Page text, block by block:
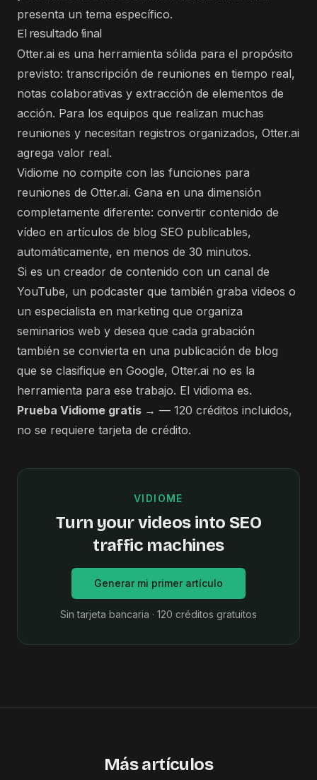
presenta un tema específico.
El resultado final
Otter.ai es una herramienta sólida para el propósito
previsto: transcripción de reuniones en tiempo real,
notas colaborativas y extracción de elementos de
acción. Para los equipos que realizan muchas
reuniones y necesitan registros organizados, Otter.ai
agrega valor real.
Vidiome no compite con las funciones para
reuniones de Otter.ai. Gana en una dimensión
completamente diferente: convertir contenido de
vídeo en artículos de blog SEO publicables,
automáticamente, en menos de 30 minutos.
Si es un creador de contenido con un canal de
YouTube, un podcaster que también graba videos o
un especialista en marketing que organiza
seminarios web y desea que cada grabación
también se convierta en una publicación de blog
que se clasifique en Google, Otter.ai no es la
herramienta para ese trabajo. El vidioma es.
Prueba Vidiome gratis → — 120 créditos incluidos,
no se requiere tarjeta de crédito.
VIDIOME
Turn your videos into SEO
traffic machines
Generar mi primer artículo
Sin tarjeta bancaria · 120 créditos gratuitos
Más artículos